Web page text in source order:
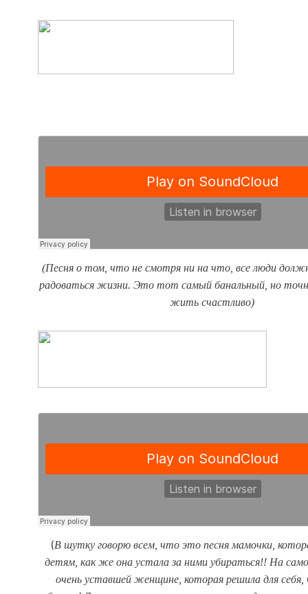
(Песня о том, что не смотря ни на что, все люди
радоваться жизни. Это тот самый банальный, но
жить счастливо)
(В шутку говорю всем, что это песня мамочки,
детям, как же она устала за ними убираться!! На
очень уставшей женщине, которая решила для себя,